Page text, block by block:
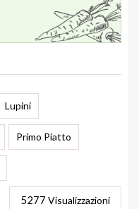
Lupini
Primo Piatto
5277 Visualizzazioni